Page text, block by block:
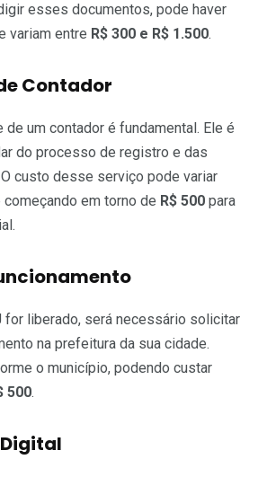
esses documentos, pode haver
variam entre R$ 300 e R$ 1.500.
Contador
de um contador é fundamental. Ele é
do processo de registro e das
custo desse serviço pode variar
em torno de R$ 500 para
for liberado, será necessário solicitar
na prefeitura da sua cidade.
o município, podendo custar
500.